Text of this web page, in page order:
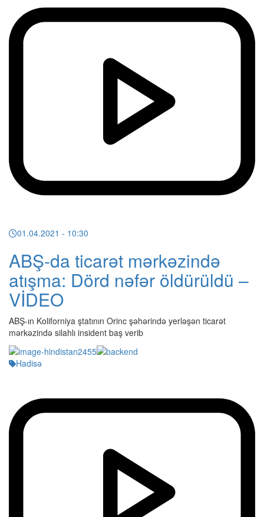
01.04.2021 - 10:30
ABŞ-da ticarət mərkəzində
atışma: Dörd nəfər öldürüldü –
VİDEO
ABŞ-ın Koliforniya ştatının Orinc şəhərində yerləşən ticarət
mərkəzində silahlı insident baş verib
Hadisə